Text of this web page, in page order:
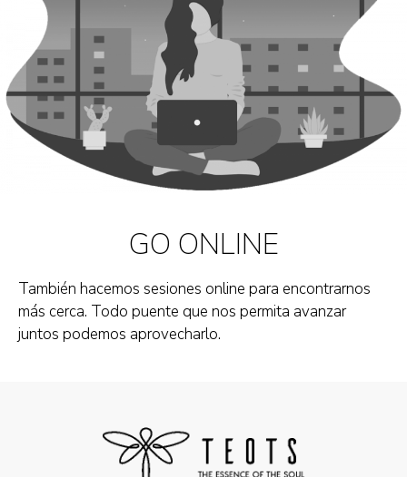
GO ONLINE
También hacemos sesiones online para encontrarnos
más cerca. Todo puente que nos permita avanzar
juntos podemos aprovecharlo.